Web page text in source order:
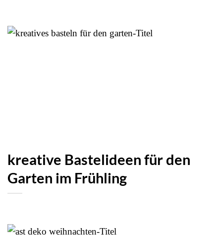
kreative Bastelideen für den
Garten im Frühling